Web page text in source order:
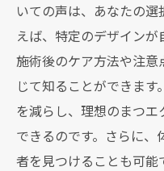
いての声は、あなたの
えば、特定のデザインが
施術後のケア方法や注
じて知ることができま
を減らし、理想のまつ
できるのです。さらに
者を見つけることも可能